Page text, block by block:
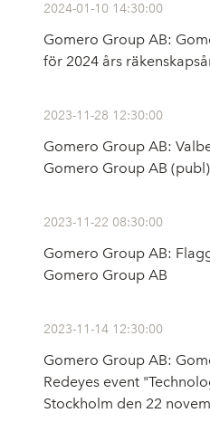
2024-01-10 14:30:00
Gomero Group AB:
för 2024 års
2023-11-28 12:30:00
Gomero Group AB:
Gomero Group AB
2023-11-22 08:30:00
Gomero Group AB:
Gomero Group AB
2023-11-14 12:30:00
Gomero Group AB:
Redeyes event
Stockholm den 22